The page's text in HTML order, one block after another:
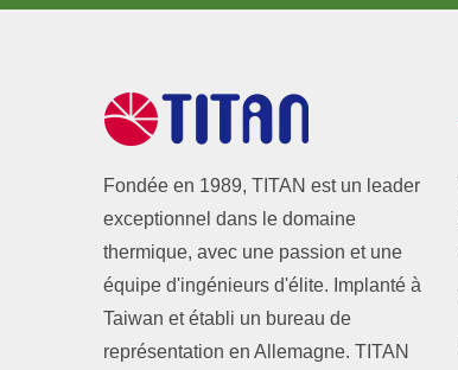
Fondée en 1989, TITAN est un leader
exceptionnel dans le domaine
thermique, avec une passion et une
équipe d'ingénieurs d'élite. Implanté à
Taiwan et établi un bureau de
représentation en Allemagne. TITAN